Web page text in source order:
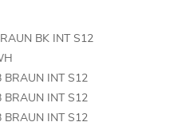
BK INT S12
INT S12
INT S12
INT S12